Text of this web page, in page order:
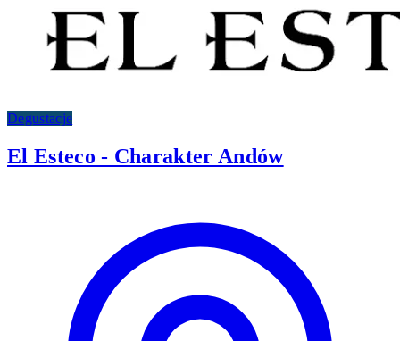
Degustacje
El Esteco - Charakter Andów